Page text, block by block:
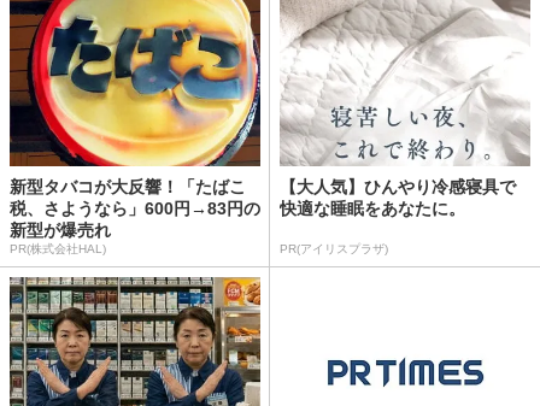
新型タバコが大反響！「たばこ
税、さようなら」600円→83円の
新型が爆売れ
PR(株式会社HAL)
【大人気】ひんやり冷感寝具で
快適な睡眠をあなたに。
PR(アイリスプラザ)